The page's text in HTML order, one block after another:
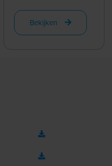
Bikkel G3 en plak deze
vervolgens achter de ...
Bekijken